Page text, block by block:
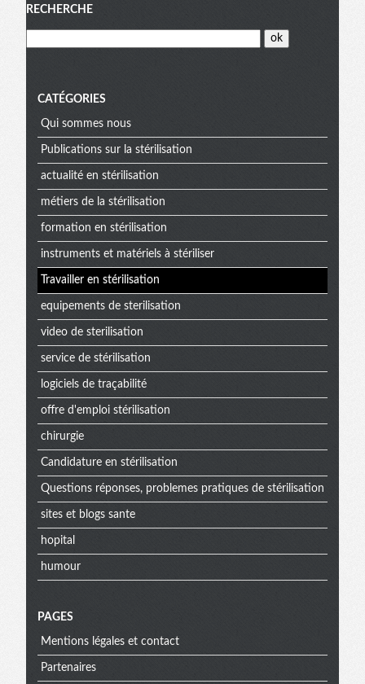
RECHERCHE
CATÉGORIES
Qui sommes nous
Publications sur la stérilisation
actualité en stérilisation
métiers de la stérilisation
formation en stérilisation
instruments et matériels à stériliser
Travailler en stérilisation
equipements de sterilisation
video de sterilisation
service de stérilisation
logiciels de traçabilité
offre d'emploi stérilisation
chirurgie
Candidature en stérilisation
Questions réponses, problemes pratiques de stérilisation
sites et blogs sante
hopital
humour
PAGES
Mentions légales et contact
Partenaires